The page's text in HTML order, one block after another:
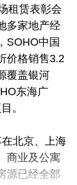
租赁表彰会
多家地产经
SOHO中国
价格销售3.2
覆盖银河
东海广
。
北京、上海
商业及公寓
源已经全部